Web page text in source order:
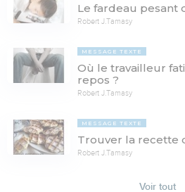
Le fardeau pesant
Robert J.Tamasy
MESSAGE TEXTE
Où le travailleur
repos ?
Robert J.Tamasy
MESSAGE TEXTE
Trouver la recette
Robert J.Tamasy
Voir tout